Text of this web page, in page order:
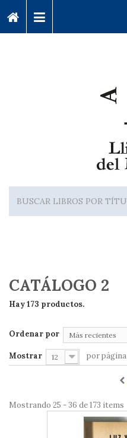
CATÁLOGO 2
Hay 173 productos.
Ordenar por Más recientes
Mostrar 12 por página
Mostrando 25 - 36 de 173 items